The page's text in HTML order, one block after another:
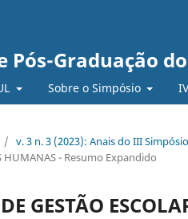
Pós-Graduação
Sobre o Simpósio
/ v. 3 n. 3 (2023): Anais do III
HUMANAS - Resumo Expandido
GESTÃO